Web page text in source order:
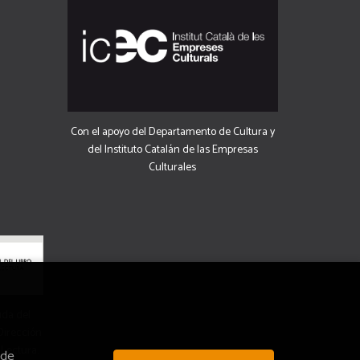
Con el apoyo del Departamento de Cultura y
del Instituto Catalán de las Empresas
Culturales